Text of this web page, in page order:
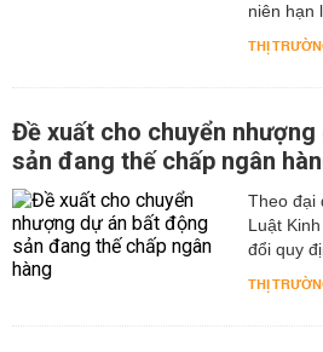
niên hạn
THỊ
Đề xuất cho chuyển
sản đang thế chấp ngân
Theo đại
Luật
đổi quy
THỊ